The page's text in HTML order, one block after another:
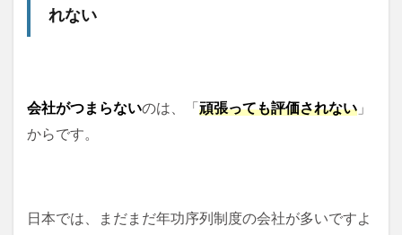
れない
会社がつまらないのは、「 頑張っても評価されない 」
からです。
日本では、まだまだ年功序列制度の会社が多いですよ